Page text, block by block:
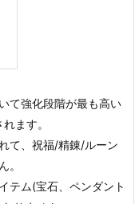
て強化段階が最も高い
ます。
て、祝福/精錬/ルーン
。
テム(宝石、ペンダント